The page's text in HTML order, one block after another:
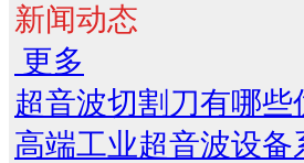
新闻动态
更多
超音波切割刀有哪些
高端工业超音波设备